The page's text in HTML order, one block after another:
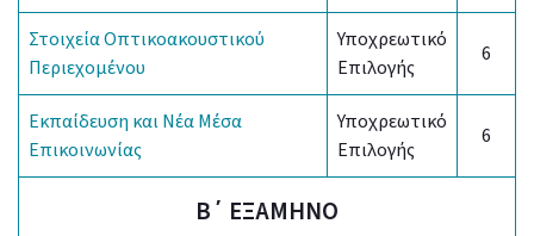
Στοιχεία Οπτικοακουστικού
Περιεχομένου
Υποχρεωτικό
Επιλογής
6
Εκπαίδευση και Νέα Μέσα
Επικοινωνίας
Υποχρεωτικό
Επιλογής
6
Β΄ ΕΞΑΜΗΝΟ